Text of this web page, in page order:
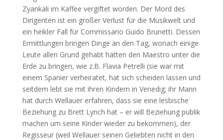
Zyankali im Kaffee vergiftet worden. Der Mord des
Dirigenten ist ein großer Verlust für die Musikwelt und
ein heikler Fall für Commissario Guido Brunetti. Dessen
Ermittlungen bringen Dinge an den Tag, wonach einige
Leute allen Grund gehabt hätten den Maestro unter die
Erde zu bringen, wie z.B. Flavia Petrelli (sie war mit
einem Spanier verheiratet, hat sich scheiden lassen und
seitdem lebt sie mit ihren Kindern in Venedig; ihr Mann
hat durch Wellauer erfahren, dass sie eine lesbische
Beziehung zu Brett Lynch hat – er will Beziehung publik
machen um seine Kinder wieder zu bekommen), der
Regisseur (weil Wellauer seinen Geliebten nicht in den